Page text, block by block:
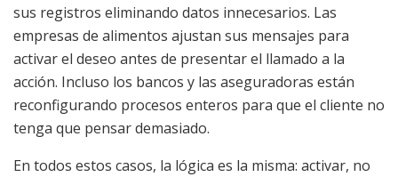
sus registros eliminando datos innecesarios. Las
empresas de alimentos ajustan sus mensajes para
activar el deseo antes de presentar el llamado a la
acción. Incluso los bancos y las aseguradoras están
reconfigurando procesos enteros para que el cliente no
tenga que pensar demasiado.
En todos estos casos, la lógica es la misma: activar, no